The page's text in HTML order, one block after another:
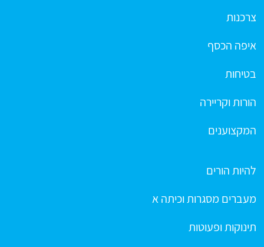
צרכנות
איפה הכסף
בטיחות
הורות וקריירה
המקצוענים
להיות הורים
מעברים מסגרות וכיתה א
תינוקות ופעוטות